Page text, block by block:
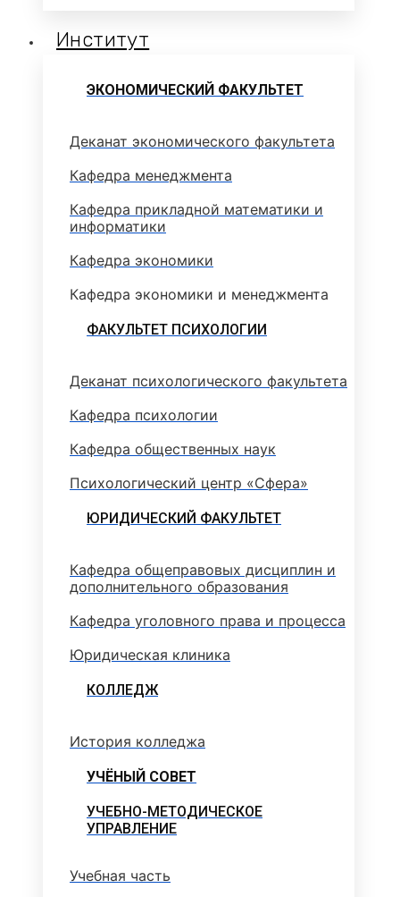
Институт
ЭКОНОМИЧЕСКИЙ ФАКУЛЬТЕТ
Деканат экономического факультета
Кафедра менеджмента
Кафедра прикладной математики и
информатики
Кафедра экономики
Кафедра экономики и менеджмента
ФАКУЛЬТЕТ ПСИХОЛОГИИ
Деканат психологического факультета
Кафедра психологии
Кафедра общественных наук
Психологический центр «Сфера»
ЮРИДИЧЕСКИЙ ФАКУЛЬТЕТ
Кафедра общеправовых дисциплин и
дополнительного образования
Кафедра уголовного права и процесса
Юридическая клиника
КОЛЛЕДЖ
История колледжа
УЧЁНЫЙ СОВЕТ
УЧЕБНО-МЕТОДИЧЕСКОЕ
УПРАВЛЕНИЕ
Учебная часть